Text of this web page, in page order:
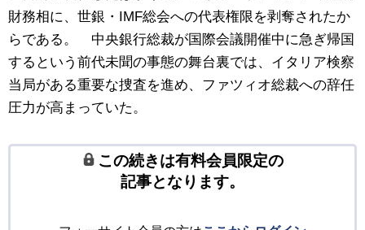
財務相に、世銀・IMF総会への代表権限を剥奪されたか
らである。 中央銀行総裁が国際会議開催中に急ぎ帰国
するという前代未聞の事態の舞台裏では、イタリア検察
当局がある重要な捜査を進め、ファツィオ総裁への辞任
圧力が高まっていた。
この続きは有料会員限定の
記事となります。